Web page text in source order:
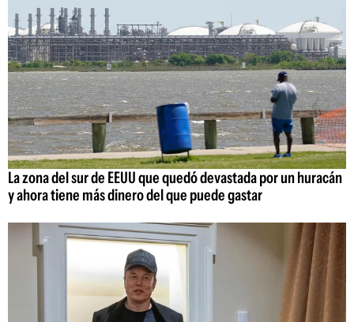
La zona del sur de EEUU que quedó devastada por un huracán
y ahora tiene más dinero del que puede gastar